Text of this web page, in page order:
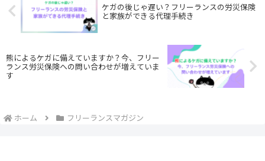
ケガの後じゃ遅い？フリーランスの労災保険
と家族ができる代理手続き
熊によるケガに備えていますか？今、フリー
ランス労災保険への問い合わせが増えていま
す
ホーム フリーランスマガジン